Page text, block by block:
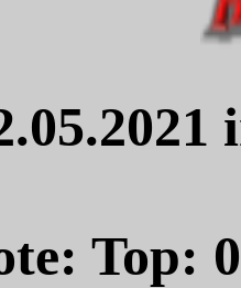
Top: 0